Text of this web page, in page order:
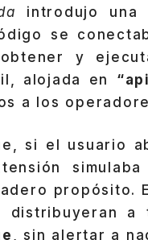
introdujo una
se
y
alojada en
a los
si el usuario
propósito.
distribuyeran
, sin alertar a